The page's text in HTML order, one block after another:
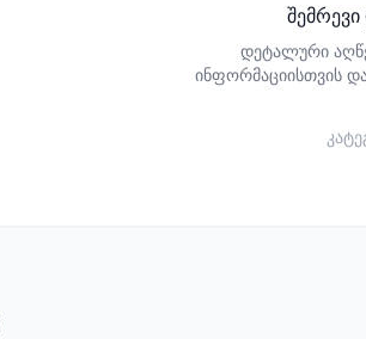
დეტალური
ინფორმაციისთვის